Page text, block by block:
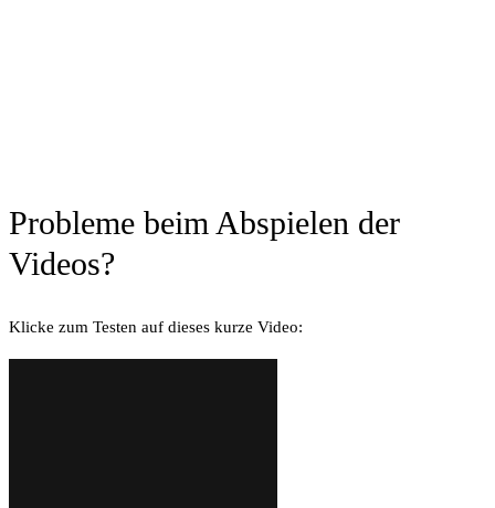
Probleme beim Abspielen der
Videos?
Klicke zum Testen auf dieses kurze Video: